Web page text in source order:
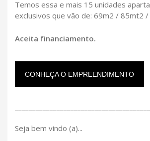
Temos essa e mais 15 unidades
exclusivos que vão de: 69m2 / 85mt2 /
Aceita financiamento.
CONHEÇA O EMPREENDIMENTO
Seja bem vindo (a)...